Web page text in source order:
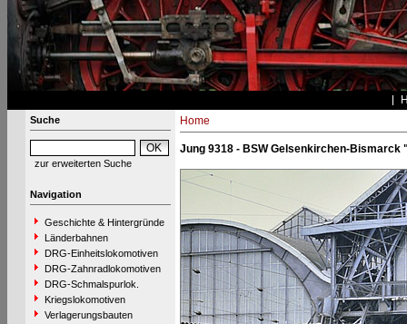
Suche
zur erweiterten Suche
Navigation
Geschichte & Hintergründe
Länderbahnen
DRG-Einheitslokomotiven
DRG-Zahnradlokomotiven
DRG-Schmalspurlok.
Kriegslokomotiven
Verlagerungsbauten
Home
Jung 9318 - BSW Gelsenkirchen-Bismarck